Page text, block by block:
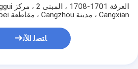
Cangxian ، مدينة Cangzhou ، مقاطعة Hebei
ﺎﺘﺼﻟ ﺍﻶﻧ